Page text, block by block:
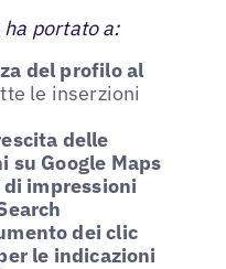
ha portato a:
del profilo al
le inserzioni
delle
su Google Maps
impressioni
dei clic
le indicazioni